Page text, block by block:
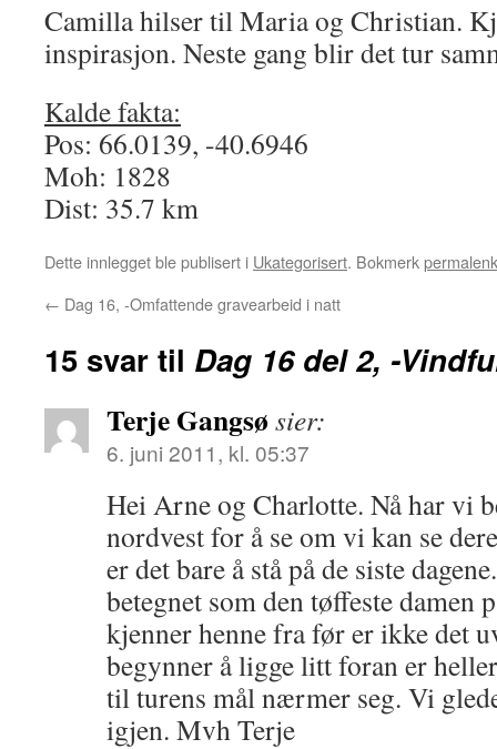
Camilla hilser til Maria og Christian.
inspirasjon. Neste gang blir det tur
Kalde fakta:
Pos: 66.0139, -40.6946
Moh: 1828
Dist: 35.7 km
Dette innlegget ble publisert i Ukategorisert. Bokmerk
← Dag 16, -Omfattende gravearbeid i natt
15 svar til Dag 16 del 2, -
Terje Gangsø sier:
6. juni 2011, kl. 05:37
Hei Arne og Charlotte. Nå har vi
nordvest for å se om vi kan se
er det bare å stå på de siste
betegnet som den tøffeste damen
kjenner henne fra før er ikke det
begynner å ligge litt foran er
til turens mål nærmer seg. Vi
igjen. Mvh Terje